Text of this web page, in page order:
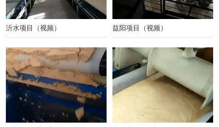
沂水项目（视频） 益阳项目（视频）